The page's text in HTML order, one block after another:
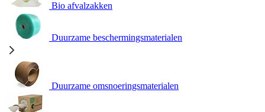
Bio afvalzakken
Duurzame beschermingsmaterialen
Duurzame omsnoeringsmaterialen